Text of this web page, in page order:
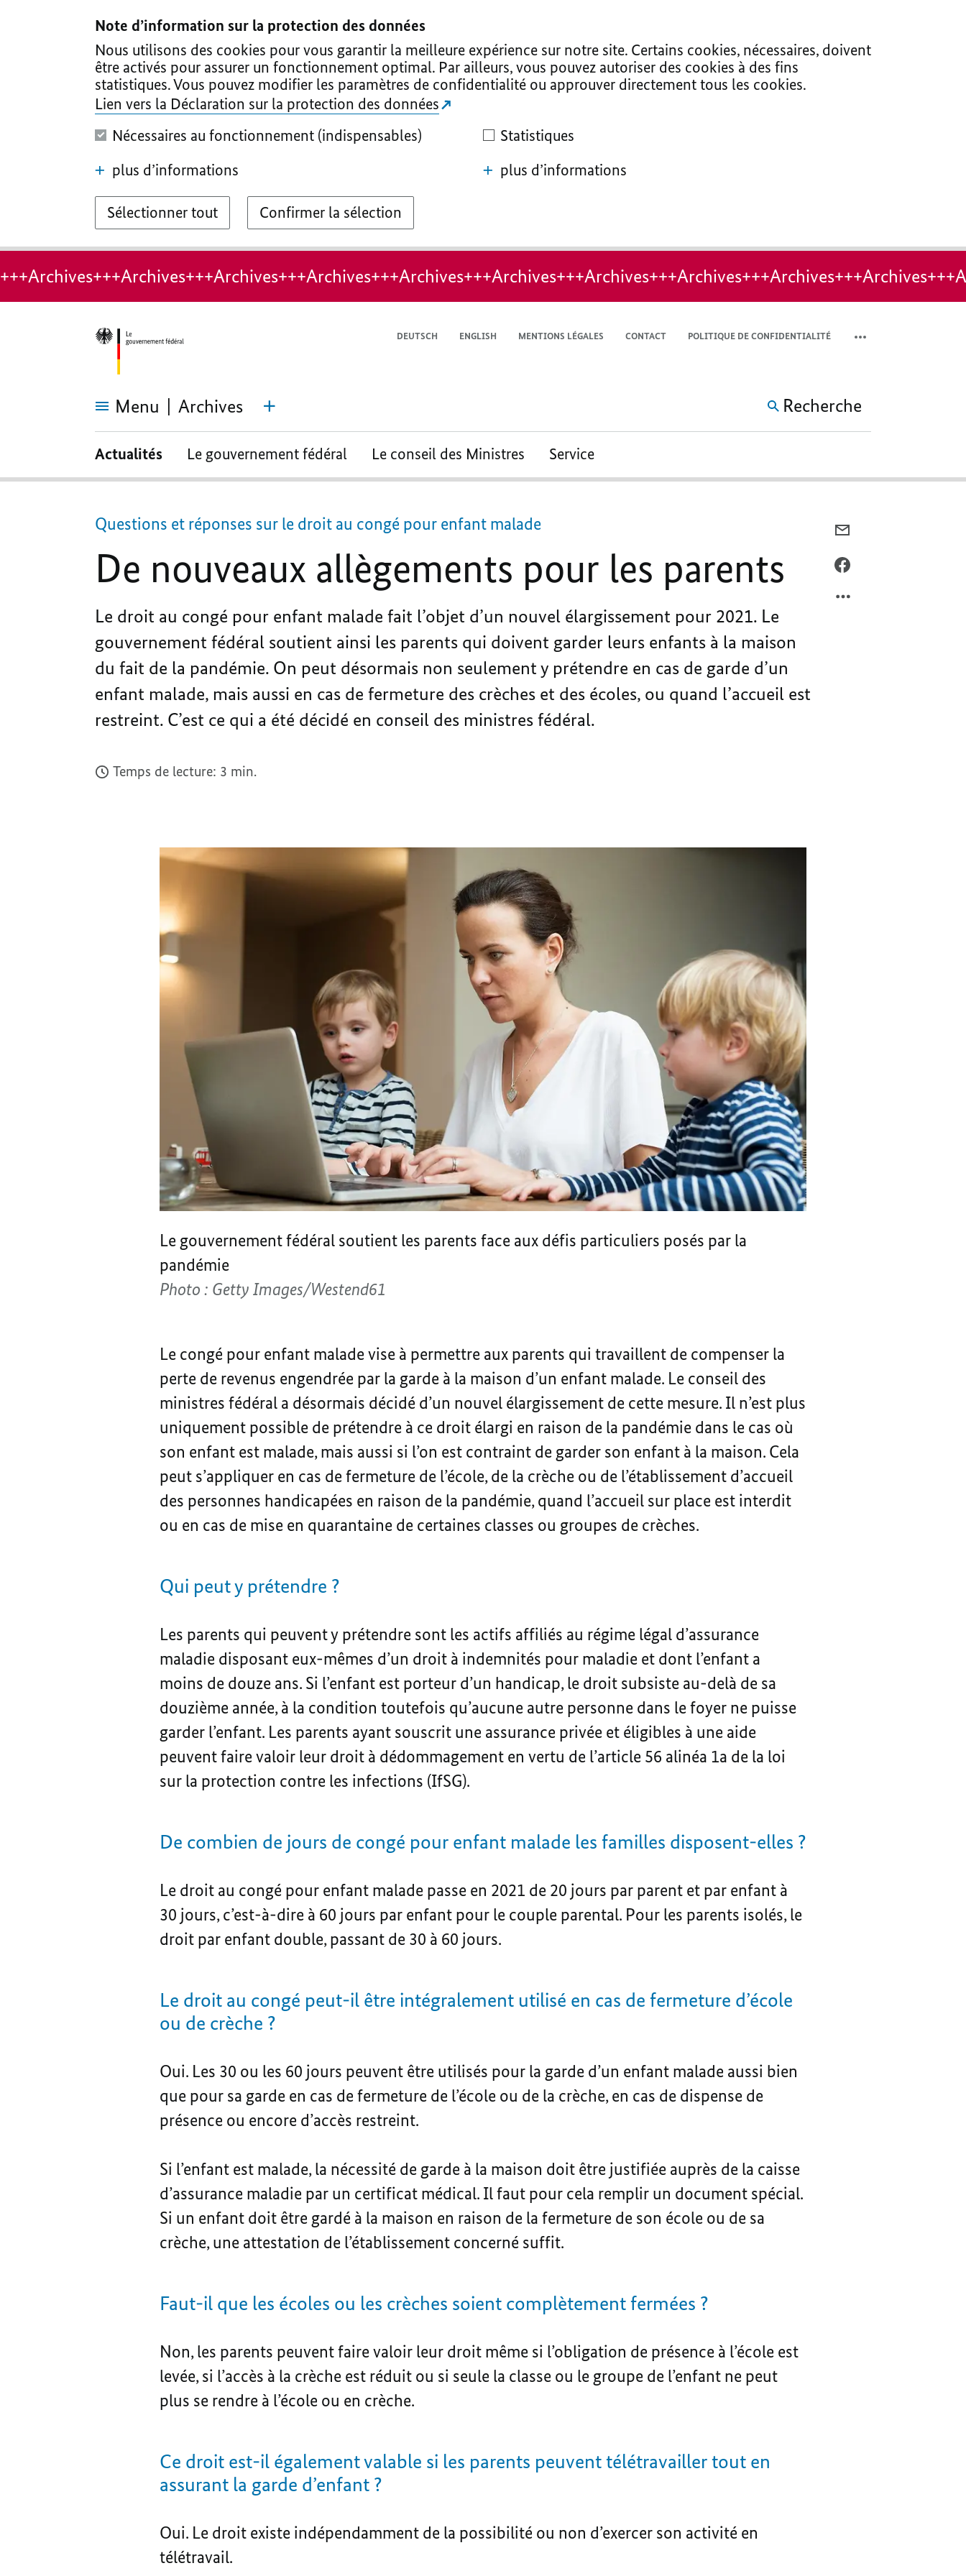
Note d’information sur la protection des données
Nous utilisons des cookies pour vous garantir la meilleure expérience sur notre site. Certains cookies, nécessaires, doivent
être activés pour assurer un fonctionnement optimal. Par ailleurs, vous pouvez autoriser des cookies à des fins
statistiques. Vous pouvez modifier les paramètres de confidentialité ou approuver directement tous les cookies.
Lien vers la Déclaration sur la protection des données
Nécessaires au fonctionnement (indispensables)
plus d’informations
Statistiques
plus d’informations
Sélectionner tout Confirmer la sélection
DEUTSCH ENGLISH MENTIONS LÉGALES CONTACT
POLITIQUE DE CONFIDENTIALITÉ
Menu Archives Recherche
allègements
pour
les
Actualités Le gouvernement fédéral Le conseil des Ministres Service
Questions et réponses sur le droit au congé pour enfant malade
De nouveaux allègements pour les parents
Le droit au congé pour enfant malade fait l’objet d’un nouvel élargissement pour 2021. Le
gouvernement fédéral soutient ainsi les parents qui doivent garder leurs enfants à la maison
du fait de la pandémie. On peut désormais non seulement y prétendre en cas de garde d’un
enfant malade, mais aussi en cas de fermeture des crèches et des écoles, ou quand l’accueil est
restreint. C’est ce qui a été décidé en conseil des ministres fédéral.
Temps de lecture: 3 min.
Le gouvernement fédéral soutient les parents face aux défis particuliers posés par la
pandémie
Photo : Getty Images/Westend61
Le congé pour enfant malade vise à permettre aux parents qui travaillent de compenser la
perte de revenus engendrée par la garde à la maison d’un enfant malade. Le conseil des
ministres fédéral a désormais décidé d’un nouvel élargissement de cette mesure. Il n’est plus
uniquement possible de prétendre à ce droit élargi en raison de la pandémie dans le cas où
son enfant est malade, mais aussi si l’on est contraint de garder son enfant à la maison. Cela
peut s’appliquer en cas de fermeture de l’école, de la crèche ou de l’établissement d’accueil
des personnes handicapées en raison de la pandémie, quand l’accueil sur place est interdit
ou en cas de mise en quarantaine de certaines classes ou groupes de crèches.
Qui peut y prétendre ?
Les parents qui peuvent y prétendre sont les actifs affiliés au régime légal d’assurance
maladie disposant eux-mêmes d’un droit à indemnités pour maladie et dont l’enfant a
moins de douze ans. Si l’enfant est porteur d’un handicap, le droit subsiste au-delà de sa
douzième année, à la condition toutefois qu’aucune autre personne dans le foyer ne puisse
garder l’enfant. Les parents ayant souscrit une assurance privée et éligibles à une aide
peuvent faire valoir leur droit à dédommagement en vertu de l’article 56 alinéa 1a de la loi
sur la protection contre les infections (IfSG).
De combien de jours de congé pour enfant malade les familles disposent-elles ?
Le droit au congé pour enfant malade passe en 2021 de 20 jours par parent et par enfant à
30 jours, c’est-à-dire à 60 jours par enfant pour le couple parental. Pour les parents isolés, le
droit par enfant double, passant de 30 à 60 jours.
Le droit au congé peut-il être intégralement utilisé en cas de fermeture d’école
ou de crèche ?
Oui. Les 30 ou les 60 jours peuvent être utilisés pour la garde d’un enfant malade aussi bien
que pour sa garde en cas de fermeture de l’école ou de la crèche, en cas de dispense de
présence ou encore d’accès restreint.
Si l’enfant est malade, la nécessité de garde à la maison doit être justifiée auprès de la caisse
d’assurance maladie par un certificat médical. Il faut pour cela remplir un document spécial.
Si un enfant doit être gardé à la maison en raison de la fermeture de son école ou de sa
crèche, une attestation de l’établissement concerné suffit.
Faut-il que les écoles ou les crèches soient complètement fermées ?
Non, les parents peuvent faire valoir leur droit même si l’obligation de présence à l’école est
levée, si l’accès à la crèche est réduit ou si seule la classe ou le groupe de l’enfant ne peut
plus se rendre à l’école ou en crèche.
Ce droit est-il également valable si les parents peuvent télétravailler tout en
assurant la garde d’enfant ?
Oui. Le droit existe indépendamment de la possibilité ou non d’exercer son activité en
télétravail.